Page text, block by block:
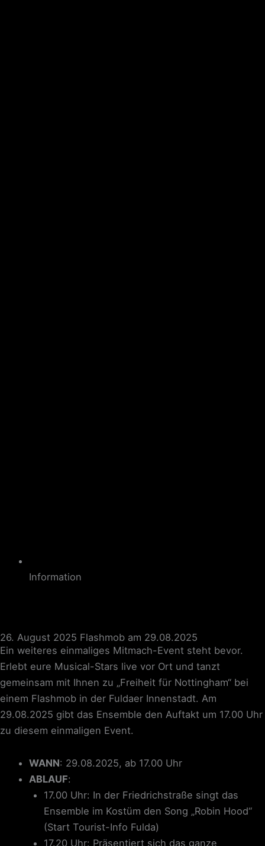
Information
26. August 2025 Flashmob am 29.08.2025
Ein weiteres einmaliges Mitmach-Event steht bevor.
Erlebt eure Musical-Stars live vor Ort und tanzt
gemeinsam mit Ihnen zu „Freiheit für Nottingham“ bei
einem Flashmob in der Fuldaer Innenstadt. Am
29.08.2025 gibt das Ensemble den Auftakt um 17.00 Uhr
zu diesem einmaligen Event.
WANN: 29.08.2025, ab 17.00 Uhr
ABLAUF:
17.00 Uhr: In der Friedrichstraße singt das
Ensemble im Kostüm den Song „Robin Hood“
(Start Tourist-Info Fulda)
17.20 Uhr: Präsentiert sich das ganze